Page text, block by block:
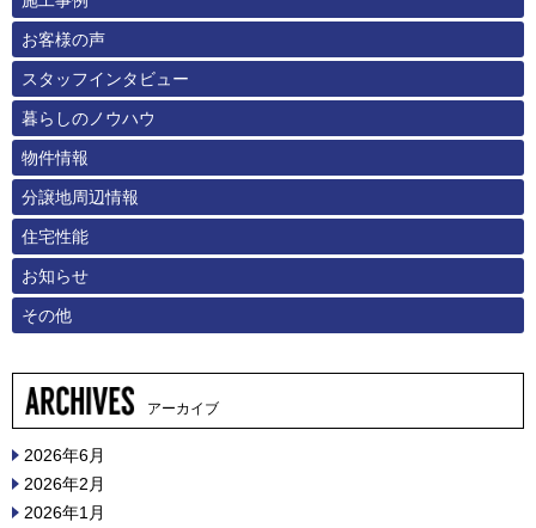
お客様の声
スタッフインタビュー
暮らしのノウハウ
物件情報
分譲地周辺情報
住宅性能
お知らせ
その他
アーカイブ
2026年6月
2026年2月
2026年1月